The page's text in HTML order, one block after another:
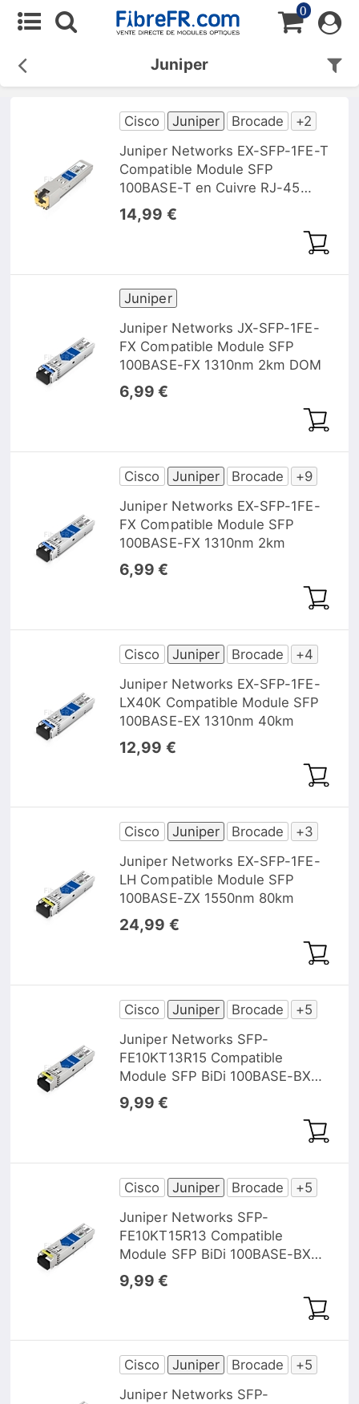
0
Juniper
Cisco Juniper Brocade
+2
Juniper Networks EX-SFP-1FE-T
Compatible Module SFP
100BASE-T en Cuivre RJ-45
100m
14,99 €
Juniper
Juniper Networks JX-SFP-1FE-
FX Compatible Module SFP
100BASE-FX 1310nm 2km DOM
6,99 €
Cisco Juniper Brocade
+9
Juniper Networks EX-SFP-1FE-
FX Compatible Module SFP
100BASE-FX 1310nm 2km
6,99 €
Cisco Juniper Brocade
+4
Juniper Networks EX-SFP-1FE-
LX40K Compatible Module SFP
100BASE-EX 1310nm 40km
12,99 €
Cisco Juniper Brocade
+3
Juniper Networks EX-SFP-1FE-
LH Compatible Module SFP
100BASE-ZX 1550nm 80km
24,99 €
Cisco Juniper Brocade
+5
Juniper Networks SFP-
FE10KT13R15 Compatible
Module SFP BiDi 100BASE-BX
1310nm-TX/1550nm-RX 10km
DOM
9,99 €
Cisco Juniper Brocade
+5
Juniper Networks SFP-
FE10KT15R13 Compatible
Module SFP BiDi 100BASE-BX
1550nm-TX/1310nm-RX 10km
DOM
9,99 €
Cisco Juniper Brocade
+5
Juniper Networks SFP-